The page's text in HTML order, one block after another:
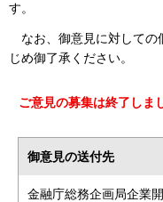
す。
なお、御意見に対して
じめ御了承ください。
ご意見の募集は終了しま
御意見の送付先
金融庁総務企画局企業